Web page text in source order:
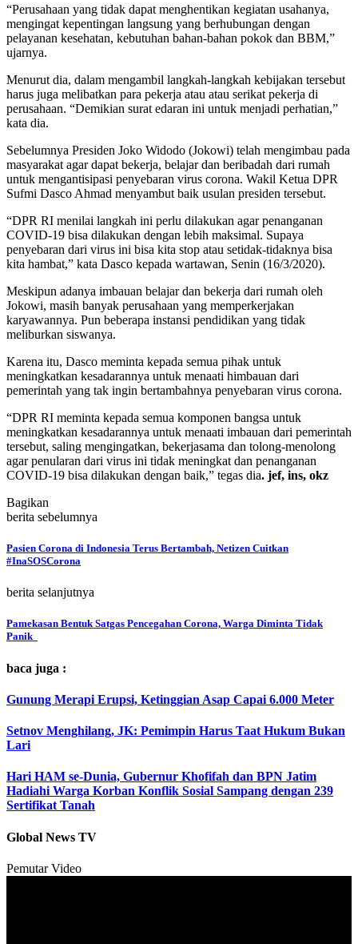
“Perusahaan yang tidak dapat menghentikan kegiatan usahanya,
mengingat kepentingan langsung yang berhubungan dengan
pelayanan kesehatan, kebutuhan bahan-bahan pokok dan BBM,”
ujarnya.
Menurut dia, dalam mengambil langkah-langkah kebijakan tersebut
harus juga melibatkan para pekerja atau atau serikat pekerja di
perusahaan. “Demikian surat edaran ini untuk menjadi perhatian,”
kata dia.
Sebelumnya Presiden Joko Widodo (Jokowi) telah mengimbau pada
masyarakat agar dapat bekerja, belajar dan beribadah dari rumah
untuk mengantisipasi penyebaran virus corona. Wakil Ketua DPR
Sufmi Dasco Ahmad menyambut baik usulan presiden tersebut.
“DPR RI menilai langkah ini perlu dilakukan agar penanganan
COVID-19 bisa dilakukan dengan lebih maksimal. Supaya
penyebaran dari virus ini bisa kita stop atau setidak-tidaknya bisa
kita hambat,” kata Dasco kepada wartawan, Senin (16/3/2020).
Meskipun adanya imbauan belajar dan bekerja dari rumah oleh
Jokowi, masih banyak perusahaan yang memperkerjakan
karyawannya. Pun beberapa instansi pendidikan yang tidak
meliburkan siswanya.
Karena itu, Dasco meminta kepada semua pihak untuk
meningkatkan kesadarannya untuk menaati himbauan dari
pemerintah yang tak ingin bertambahnya penyebaran virus corona.
“DPR RI meminta kepada semua komponen bangsa untuk
meningkatkan kesadarannya untuk menaati imbauan dari pemerintah
tersebut, saling mengingatkan, bekerjasama dan tolong-menolong
agar penularan dari virus ini tidak meningkat dan penanganan
COVID-19 bisa dilakukan dengan baik,” tegas dia. jef, ins, okz
Bagikan
berita sebelumnya
Pasien Corona di Indonesia Terus Bertambah, Netizen Cuitkan
#InaSOSCorona
berita selanjutnya
Pamekasan Bentuk Satgas Pencegahan Corona, Warga Diminta Tidak
Panik
baca juga :
Gunung Merapi Erupsi, Ketinggian Asap Capai 6.000 Meter
Setnov Menghilang, JK: Pemimpin Harus Taat Hukum Bukan
Lari
Hari HAM se-Dunia, Gubernur Khofifah dan BPN Jatim
Hadiahi Warga Korban Konflik Sosial Sampang dengan 239
Sertifikat Tanah
Global News TV
Pemutar Video